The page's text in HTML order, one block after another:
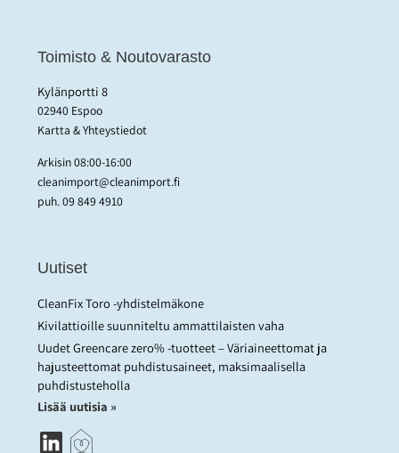
Toimisto & Noutovarasto
Kylänportti 8
02940 Espoo
Kartta & Yhteystiedot
Arkisin 08:00-16:00
cleanimport@cleanimport.fi
puh.09 849 4910
Uutiset
CleanFix Toro -yhdistelmäkone
Kivilattioille suunniteltu ammattilaisten vaha
Uudet Greencare zero% -tuotteet – Väriaineettomat ja
hajusteettomat puhdistusaineet, maksimaalisella
puhdistusteholla
Lisää uutisia »